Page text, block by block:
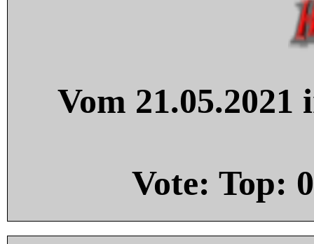
Vom
Vote: Top: 0